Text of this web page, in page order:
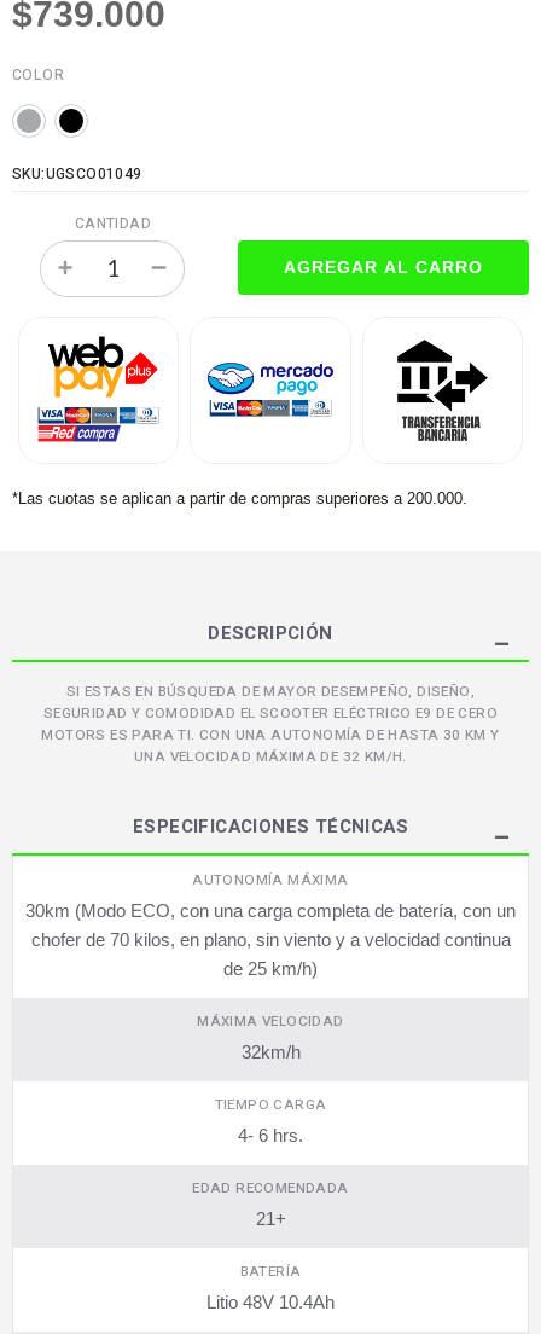
$739.000
COLOR
SKU:UGSCO01049
CANTIDAD
*Las cuotas se aplican a partir de compras superiores a 200.000.
DESCRIPCIÓN
SI ESTAS EN BÚSQUEDA DE MAYOR DESEMPEÑO, DISEÑO,
SEGURIDAD Y COMODIDAD EL SCOOTER ELÉCTRICO E9 DE CERO
MOTORS ES PARA TI. CON UNA AUTONOMÍA DE HASTA 30 KM Y
UNA VELOCIDAD MÁXIMA DE 32 KM/H.
ESPECIFICACIONES TÉCNICAS
AUTONOMÍA MÁXIMA
30km (Modo ECO, con una carga completa de batería, con un
chofer de 70 kilos, en plano, sin viento y a velocidad continua
de 25 km/h)
MÁXIMA VELOCIDAD
32km/h
TIEMPO CARGA
4- 6 hrs.
EDAD RECOMENDADA
21+
BATERÍA
Litio 48V 10.4Ah